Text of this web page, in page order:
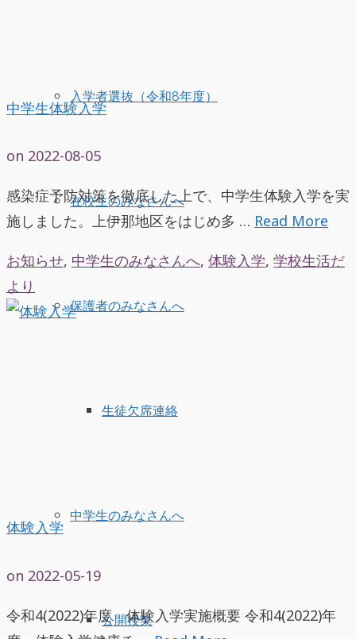
入学者選抜（令和8年度）
在校生のみなさんへ
保護者のみなさんへ
生徒欠席連絡
中学生のみなさんへ
公開授業
中学生体験入学
on 2022-08-05
感染症予防対策を徹底した上で、中学生体験入学を実
施しました。上伊那地区をはじめ多 … Read More
お知らせ, 中学生のみなさんへ, 体験入学, 学校生活だ
より
体験入学
on 2022-05-19
令和4(2022)年度 体験入学実施概要 令和4(2022)年